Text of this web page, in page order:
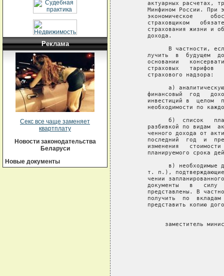
Реклама
Секс все чаще заменяет
квартплату
Новости законодательства
Беларуси
Новые документы
актуарных расчетах,
Минфином России. При
экономическое
страховщиком
страхования жизни и
     дохода.
В частности,
лучить  в  будущем
основании
страховых   тарифов
     страхового надзора:
а)
финансовый  год
инвестиций в  целом
необходимости по
б)  список
разбивкой по видам
ченного дохода от
последний  год  и
изменения
планируемого срока
в) необходимые
т. п.),
чении
документы   в   силу
представлены. В
получить  по
представить копию
заместитель